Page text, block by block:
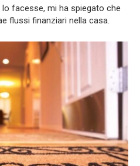
facesse, mi ha spiegato che
flussi finanziari nella casa.